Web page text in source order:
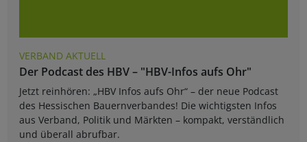
VERBAND AKTUELL
Der Podcast des HBV – "HBV-Infos aufs Ohr"
Jetzt reinhören: „HBV Infos aufs Ohr“ – der neue Podcast
des Hessischen Bauernverbandes! Die wichtigsten Infos
aus Verband, Politik und Märkten – kompakt, verständlich
und überall abrufbar.